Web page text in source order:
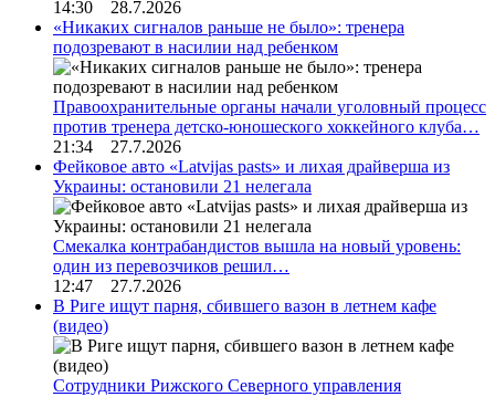
14:30 28.7.2026
«Никаких сигналов раньше не было»: тренера
подозревают в насилии над ребенком
Правоохранительные органы начали уголовный процесс
против тренера детско-юношеского хоккейного клуба…
21:34 27.7.2026
Фейковое авто «Latvijas pasts» и лихая драйверша из
Украины: остановили 21 нелегала
Смекалка контрабандистов вышла на новый уровень:
один из перевозчиков решил…
12:47 27.7.2026
В Риге ищут парня, сбившего вазон в летнем кафе
(видео)
Сотрудники Рижского Северного управления